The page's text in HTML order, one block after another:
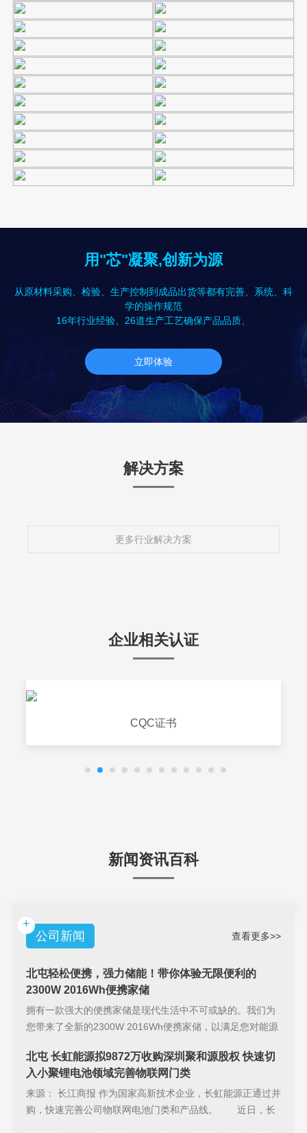
用"芯"凝聚,创新为源
从原材料采购、检验、生产控制到成品出货等都有完善、系统、科
学的操作规范
16年行业经验、26道生产工艺确保产品品质、
立即体验
解决方案
更多行业解决方案
企业相关认证
CQC证书
新闻资讯百科
+
公司新闻
查看更多>>
北屯轻松便携，强力储能！带你体验无限便利的
2300W 2016Wh便携家储
拥有一款强大的便携家储是现代生活中不可或缺的。我们为
您带来了全新的2300W 2016Wh便携家储，以满足您对能源
北屯 长虹能源拟9872万收购深圳聚和源股权 快速切
入小聚锂电池领域完善物联网门类
来源： 长江商报 作为国家高新技术企业，长虹能源正通过并
购，快速完善公司物联网电池门类和产品线。 近日，长